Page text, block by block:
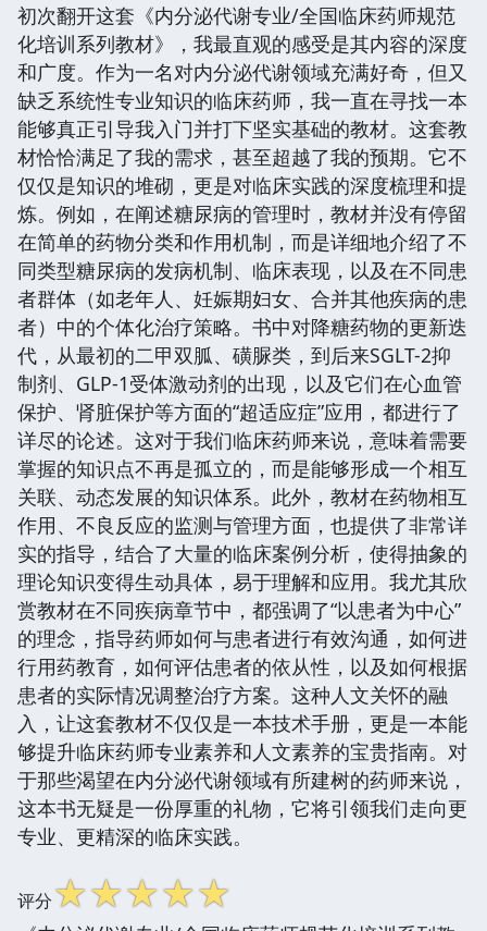
初次翻开这套《内分泌代谢专业/全国临床药师规范
化培训系列教材》，我最直观的感受是其内容的深度
和广度。作为一名对内分泌代谢领域充满好奇，但又
缺乏系统性专业知识的临床药师，我一直在寻找一本
能够真正引导我入门并打下坚实基础的教材。这套教
材恰恰满足了我的需求，甚至超越了我的预期。它不
仅仅是知识的堆砌，更是对临床实践的深度梳理和提
炼。例如，在阐述糖尿病的管理时，教材并没有停留
在简单的药物分类和作用机制，而是详细地介绍了不
同类型糖尿病的发病机制、临床表现，以及在不同患
者群体（如老年人、妊娠期妇女、合并其他疾病的患
者）中的个体化治疗策略。书中对降糖药物的更新迭
代，从最初的二甲双胍、磺脲类，到后来SGLT-2抑
制剂、GLP-1受体激动剂的出现，以及它们在心血管
保护、肾脏保护等方面的“超适应症”应用，都进行了
详尽的论述。这对于我们临床药师来说，意味着需要
掌握的知识点不再是孤立的，而是能够形成一个相互
关联、动态发展的知识体系。此外，教材在药物相互
作用、不良反应的监测与管理方面，也提供了非常详
实的指导，结合了大量的临床案例分析，使得抽象的
理论知识变得生动具体，易于理解和应用。我尤其欣
赏教材在不同疾病章节中，都强调了“以患者为中心”
的理念，指导药师如何与患者进行有效沟通，如何进
行用药教育，如何评估患者的依从性，以及如何根据
患者的实际情况调整治疗方案。这种人文关怀的融
入，让这套教材不仅仅是一本技术手册，更是一本能
够提升临床药师专业素养和人文素养的宝贵指南。对
于那些渴望在内分泌代谢领域有所建树的药师来说，
这本书无疑是一份厚重的礼物，它将引领我们走向更
专业、更精深的临床实践。
评分☆☆☆☆☆